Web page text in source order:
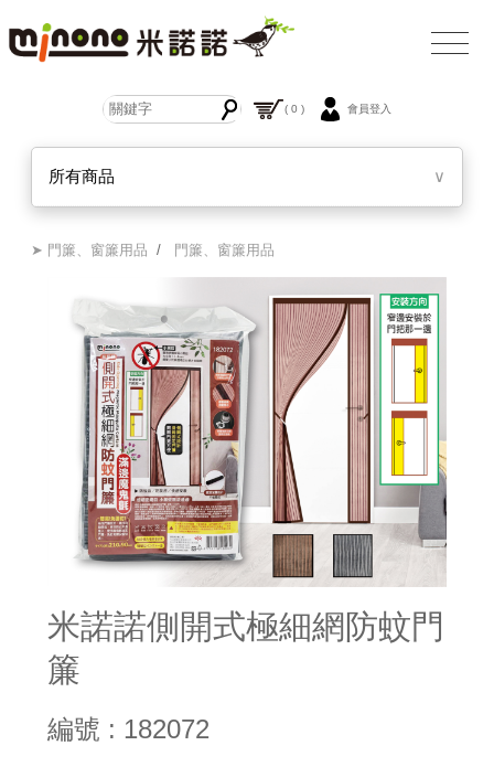
( 0 ) 會員登入
所有商品 ∨
➤ 門簾、窗簾用品 / 門簾、窗簾用品
米諾諾側開式極細網防蚊門
簾
編號 : 182072